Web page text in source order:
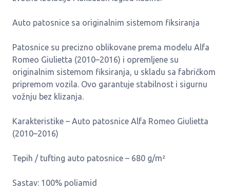
Auto patosnice sa originalnim sistemom fiksiranja
Patosnice su precizno oblikovane prema modelu Alfa
Romeo Giulietta (2010–2016) i opremljene su
originalnim sistemom fiksiranja, u skladu sa fabričkom
pripremom vozila. Ovo garantuje stabilnost i sigurnu
vožnju bez klizanja.
Karakteristike – Auto patosnice Alfa Romeo Giulietta
(2010–2016)
Tepih / tufting auto patosnice – 680 g/m²
Sastav: 100% poliamid